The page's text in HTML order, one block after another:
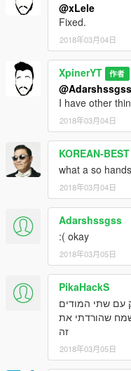
@xLele
Fixed.
2018年03月04日
XpinerYT 作者
@Adarshssgss
I have other
2018年03月04日
KOREAN-BEST
what a so
2018年03月04日
Adarshssgss
:( okay
2018年03月05日
PikaHackS
עם שתי המודים
שהורדתי את
זה
2018年03月05日